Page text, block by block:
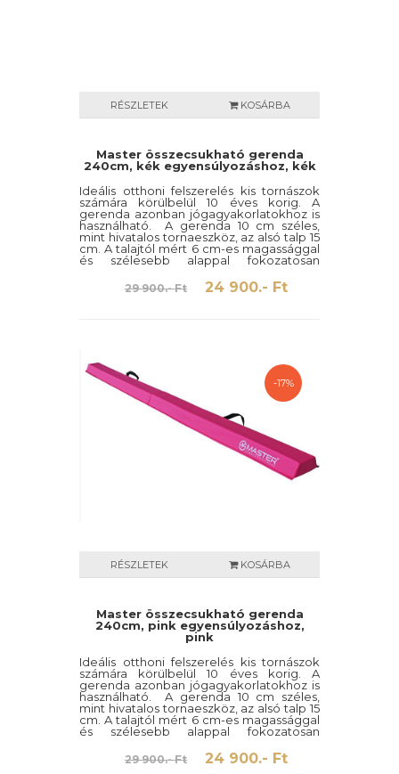
RÉSZLETEK KOSÁRBA
Master összecsukható gerenda
240cm, kék egyensúlyozáshoz, kék
Ideális otthoni felszerelés kis tornászok
számára körülbelül 10 éves korig. A
gerenda azonban jógagyakorlatokhoz is
használható. A gerenda 10 cm széles,
mint hivatalos tornaeszköz, az alsó talp 15
cm. A talajtól mért 6 cm-es magassággal
és szélesebb alappal fokozatosan
csökkenthetik a félelmet, és önbizalmat
szerezhetnek az edzőteremben egy
közepes vagy nagy egyensúlyozó
29 900.- Ft 24 900.- Ft
-17%
RÉSZLETEK KOSÁRBA
Master összecsukható gerenda
240cm, pink egyensúlyozáshoz,
pink
Ideális otthoni felszerelés kis tornászok
számára körülbelül 10 éves korig. A
gerenda azonban jógagyakorlatokhoz is
használható. A gerenda 10 cm széles,
mint hivatalos tornaeszköz, az alsó talp 15
cm. A talajtól mért 6 cm-es magassággal
és szélesebb alappal fokozatosan
csökkenthetik a félelmet, és önbizalmat
szerezhetnek az edzőteremben egy
közepes vagy nagy egyensúlyozó
29 900.- Ft 24 900.- Ft